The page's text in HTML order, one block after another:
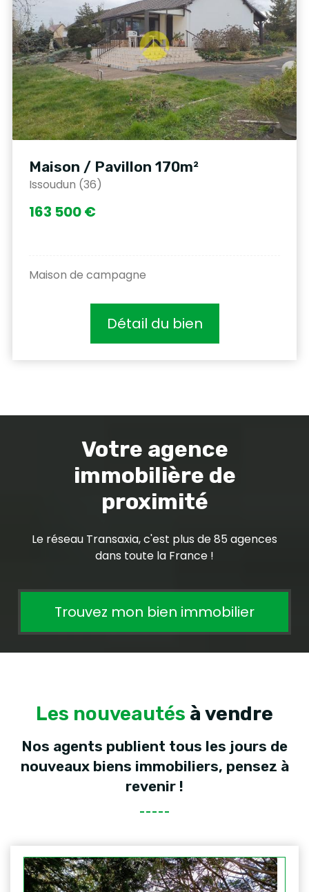
Maison / Pavillon 170m²
Issoudun (36)
163 500 €
Maison de campagne
Détail du bien
Votre agence
immobilière de
proximité
Le réseau Transaxia, c'est plus de 85 agences
dans toute la France !
Trouvez mon bien immobilier
Les nouveautés à vendre
Nos agents publient tous les jours de
nouveaux biens immobiliers, pensez à
revenir !